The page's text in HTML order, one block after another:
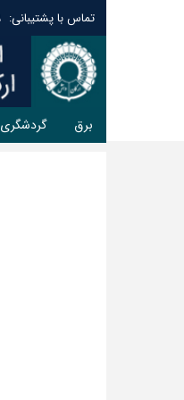
برق گردشگری
تماس با پشتیبانی: ۱۳۳۹ ۳۲۳۴ ۰۳۱